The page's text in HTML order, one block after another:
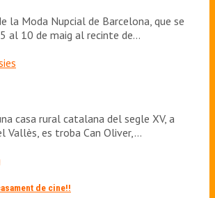
la Moda Nupcial de Barcelona, que se
al 10 de maig al recinte de…
casa rural catalana del segle XV, a
Vallès, es troba Can Oliver,…
de cine!!